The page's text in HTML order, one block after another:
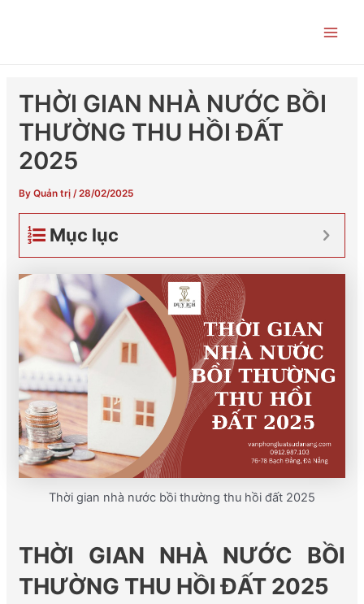
THỜI GIAN NHÀ NƯỚC BỒI
THƯỜNG THU HỒI ĐẤT
2025
By Quản trị /28/02/2025
Mục lục
Thời gian nhà nước bồi thường thu hồi đất 2025
THỜI GIAN NHÀ NƯỚC BỒI
THƯỜNG THU HỒIĐẤT2025